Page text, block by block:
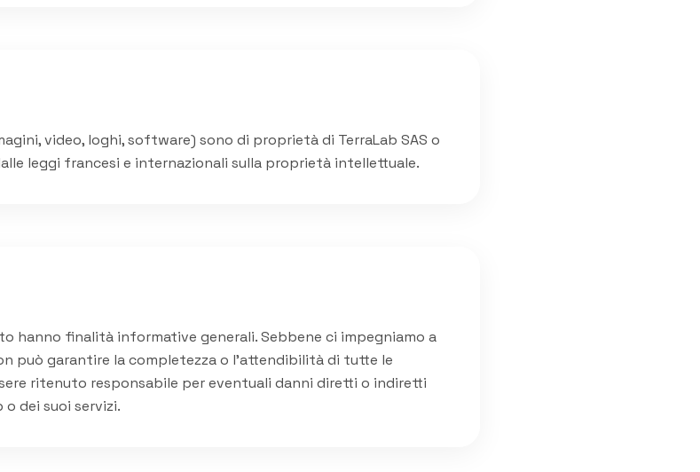
video, loghi, software) sono di proprietà di TerraLab SAS o
leggi francesi e internazionali sulla proprietà intellettuale.
hanno finalità informative generali. Sebbene ci impegniamo a
può garantire la completezza o l'attendibilità di tutte le
ritenuto responsabile per eventuali danni diretti o indiretti
dei suoi servizi.